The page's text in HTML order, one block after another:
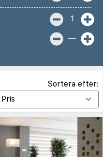
1
—
Sortera efter: